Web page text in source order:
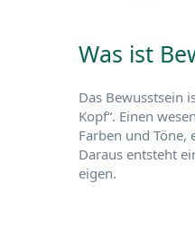
Was ist
Das Bewusstsein
Kopf“. Einen
Farben und
Daraus entsteht
eigen.